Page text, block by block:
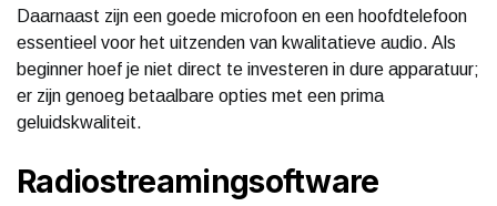
Daarnaast zijn een goede microfoon en een hoofdtelefoon
essentieel voor het uitzenden van kwalitatieve audio. Als
beginner hoef je niet direct te investeren in dure apparatuur;
er zijn genoeg betaalbare opties met een prima
geluidskwaliteit.
Radiostreamingsoftware